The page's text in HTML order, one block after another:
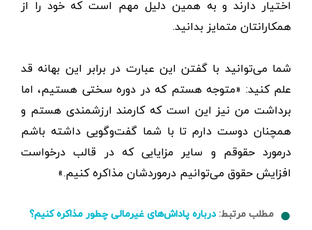
اختیار دارند و به همین دلیل مهم است که خود را از
همکارانتان متمایز بدانید.
شما می‌توانید با گفتن این عبارت در برابر این بهانه قد
علم کنید: «متوجه هستم که در دوره سختی هستیم، اما
برداشت من نیز این است که کارمند ارزشمندی هستم و
همچنان دوست دارم تا با شما گفت‌وگویی داشته باشم
درمورد حقوقم و سایر مزایایی که در قالب درخواست
افزایش حقوق می‌توانیم درموردشان مذاکره کنیم.»
مطلب مرتبط:درباره پاداش‌های غیرمالی چطور مذاکره کنیم؟